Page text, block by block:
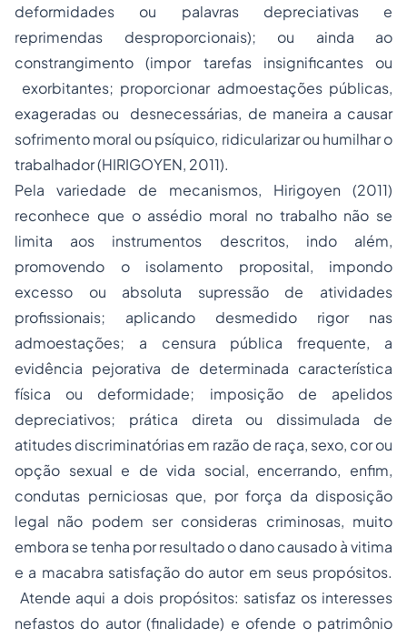
deformidades ou palavras depreciativas e
reprimendas desproporcionais); ou ainda ao
constrangimento (impor tarefas insignificantes ou
exorbitantes; proporcionar admoestações públicas,
exageradas ou desnecessárias, de maneira a causar
sofrimento moral ou psíquico, ridicularizar ou humilhar o
trabalhador (HIRIGOYEN, 2011).
Pela variedade de mecanismos, Hirigoyen (2011)
reconhece que o assédio moral no trabalho não se
limita aos instrumentos descritos, indo além,
promovendo o isolamento proposital, impondo
excesso ou absoluta supressão de atividades
profissionais; aplicando desmedido rigor nas
admoestações; a censura pública frequente, a
evidência pejorativa de determinada característica
física ou deformidade; imposição de apelidos
depreciativos; prática direta ou dissimulada de
atitudes discriminatórias em razão de raça, sexo, cor ou
opção sexual e de vida social, encerrando, enfim,
condutas perniciosas que, por força da disposição
legal não podem ser consideras criminosas, muito
embora se tenha por resultado o dano causado à vitima
e a macabra satisfação do autor em seus propósitos.
Atende aqui a dois propósitos: satisfaz os interesses
nefastos do autor (finalidade) e ofende o patrimônio